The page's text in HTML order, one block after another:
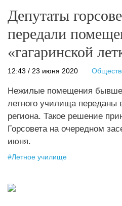
Депутаты
передали
«гагаринской
12:43 / 23 июня 2020
Нежилые помещения
летного училища переданы
региона. Такое решение
Горсовета на очередном
июня.
#Летное училище